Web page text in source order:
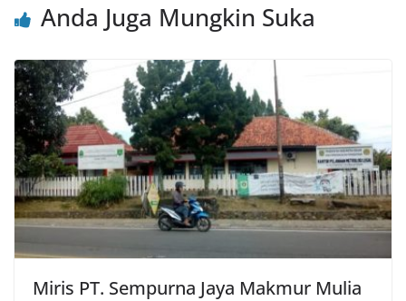
Anda Juga Mungkin Suka
Miris PT. Sempurna Jaya Makmur Mulia